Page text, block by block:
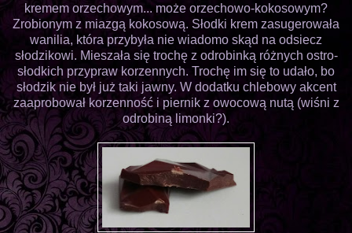
kremem orzechowym... może orzechowo-kokosowym?
Zrobionym z miazgą kokosową. Słodki krem zasugerowała
wanilia, która przybyła nie wiadomo skąd na odsiecz
słodzikowi. Mieszała się trochę z odrobinką różnych ostro-
słodkich przypraw korzennych. Trochę im się to udało, bo
słodzik nie był już taki jawny. W dodatku chlebowy akcent
zaaprobował korzenność i piernik z owocową nutą (wiśni z
odrobiną limonki?).